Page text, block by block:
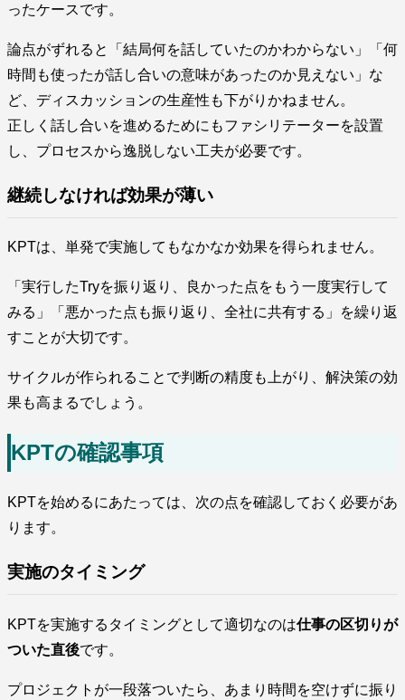
ったケースです。
論点がずれると「結局何を話していたのかわからない」「何
時間も使ったが話し合いの意味があったのか見えない」な
ど、ディスカッションの生産性も下がりかねません。
正しく話し合いを進めるためにもファシリテーターを設置
し、プロセスから逸脱しない工夫が必要です。
継続しなければ効果が薄い
KPTは、単発で実施してもなかなか効果を得られません。
「実行したTryを振り返り、良かった点をもう一度実行して
みる」「悪かった点も振り返り、全社に共有する」を繰り返
すことが大切です。
サイクルが作られることで判断の精度も上がり、解決策の効
果も高まるでしょう。
KPTの確認事項
KPTを始めるにあたっては、次の点を確認しておく必要があ
ります。
実施のタイミング
KPTを実施するタイミングとして適切なのは仕事の区切りが
ついた直後です。
プロジェクトが一段落ついたら、あまり時間を空けずに振り